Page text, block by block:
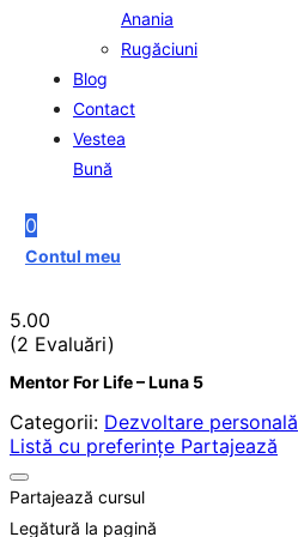
Anania
Rugăciuni
Blog
Contact
Vestea
Bună
0
Contul meu
5.00
(2 Evaluări)
Mentor For Life – Luna 5
Categorii: Dezvoltare personală
Listă cu preferințe Partajează
Partajează cursul
Legătură la pagină